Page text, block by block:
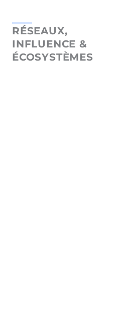
RÉSEAUX,
INFLUENCE &
ÉCOSYSTÈMES